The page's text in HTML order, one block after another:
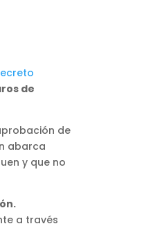
de
de
abarca
y que no
a través